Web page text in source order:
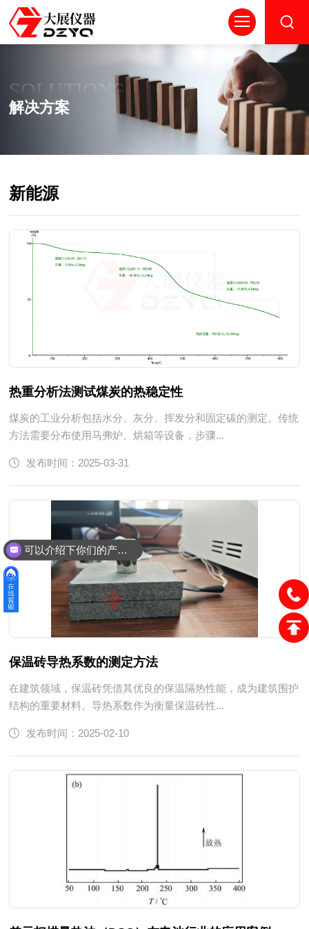
SOLUTIONS
解决方案
新能源
热重分析法测试煤炭的热稳定性
煤炭的工业分析包括水分、灰分、挥发分和固定碳的测定。传统
方法需要分布使用马弗炉、烘箱等设备，步骤...
发布时间：2025-03-31
保温砖导热系数的测定方法
在建筑领域，保温砖凭借其优良的保温隔热性能，成为建筑围护
结构的重要材料。导热系数作为衡量保温砖性...
发布时间：2025-02-10
可以介绍下你们的产品么？